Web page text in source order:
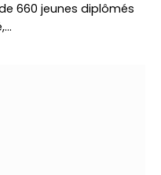
660 jeunes diplômés